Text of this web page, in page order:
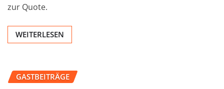
zur Quote.
WEITERLESEN
GASTBEITRÄGE